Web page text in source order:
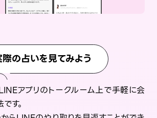
の占いを見てみよう
アプリのトークルーム上で手軽に会
す。